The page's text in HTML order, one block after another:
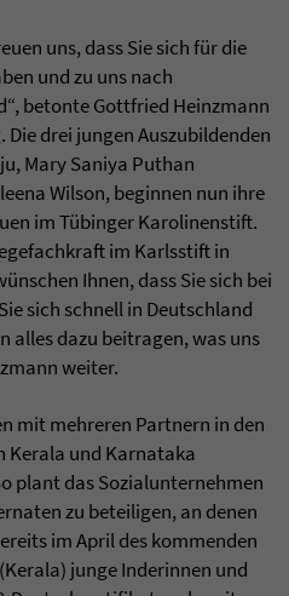
uns, dass Sie sich für die
und zu uns nach
betonte Gottfried Heinzmann
drei jungen Auszubildenden
Mary Saniya Puthan
Wilson, beginnen nun ihre
im Tübinger Karolinenstift.
im Karlsstift in
Ihnen, dass Sie sich bei
sich schnell in Deutschland
alles dazu beitragen, was uns
weiter.
mit mehreren Partnern in den
Kerala und Karnataka
plant das Sozialunternehmen
zu beteiligen, an denen
im April des kommenden
junge Inderinnen und